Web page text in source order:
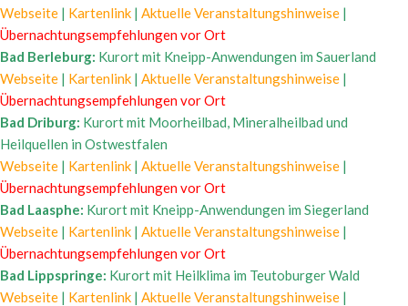
Webseite | Kartenlink | Aktuelle Veranstaltungshinweise |
Übernachtungsempfehlungen vor Ort
Bad Berleburg: Kurort mit Kneipp-Anwendungen im Sauerland
Webseite | Kartenlink | Aktuelle Veranstaltungshinweise |
Übernachtungsempfehlungen vor Ort
Bad Driburg: Kurort mit Moorheilbad, Mineralheilbad und
Heilquellen in Ostwestfalen
Webseite | Kartenlink | Aktuelle Veranstaltungshinweise |
Übernachtungsempfehlungen vor Ort
Bad Laasphe: Kurort mit Kneipp-Anwendungen im Siegerland
Webseite | Kartenlink | Aktuelle Veranstaltungshinweise |
Übernachtungsempfehlungen vor Ort
Bad Lippspringe: Kurort mit Heilklima im Teutoburger Wald
Webseite | Kartenlink | Aktuelle Veranstaltungshinweise |